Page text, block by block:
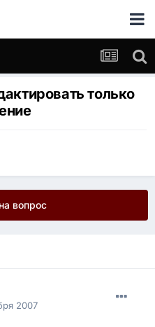
только
вопрос
2007